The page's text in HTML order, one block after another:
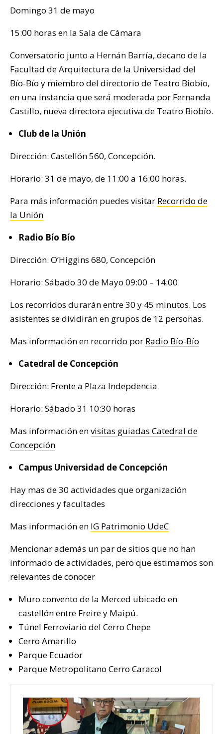
Domingo 31 de mayo
15:00 horas en la Sala de Cámara
Conversatorio junto a Hernán Barría, decano de la
Facultad de Arquitectura de la Universidad del
Bío-Bío y miembro del directorio de Teatro Biobío,
en una instancia que será moderada por Fernanda
Castillo, nueva directora ejecutiva de Teatro Biobío.
Club de la Unión
Dirección: Castellón 560, Concepción.
Horario: 31 de mayo, de 11:00 a 16:00 horas.
Para más información puedes visitar Recorrido de
la Unión
Radio Bío Bío
Dirección: O’Higgins 680, Concepción
Horario: Sábado 30 de Mayo 09:00 – 14:00
Los recorridos durarán entre 30 y 45 minutos. Los
asistentes se dividirán en grupos de 12 personas.
Mas información en recorrido por Radio Bío-Bío
Catedral de Concepción
Dirección: Frente a Plaza Indepdencia
Horario: Sábado 31 10:30 horas
Mas información envisitas guiadas Catedral de
Concepción
Campus Universidad de Concepción
Hay mas de 30 actividades que organización
direcciones y facultades
Mas información en IG Patrimonio UdeC
Mencionar además un par de sitios que no han
informado de actividades, pero que estimamos son
relevantes de conocer
Muro convento de la Merced ubicado en
castellón entre Freire y Maipú.
Túnel Ferroviario del Cerro Chepe
Cerro Amarillo
Parque Ecuador
Parque Metropolitano Cerro Caracol